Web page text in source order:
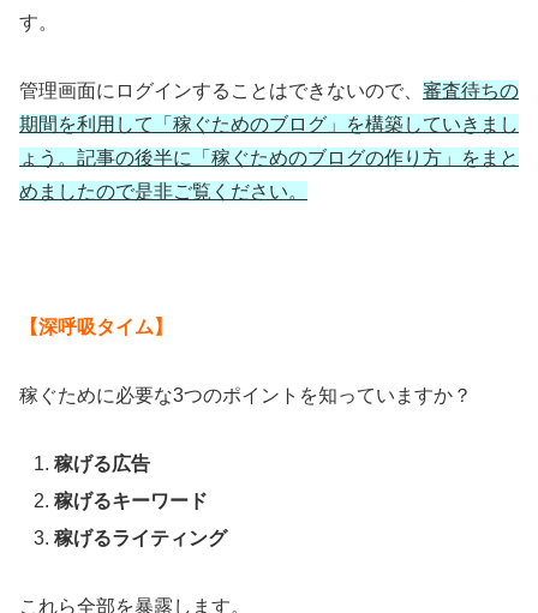
す。
管理画面にログインすることはできないので、 審査待ちの
期間を利用して「稼ぐためのブログ」を構築していきまし
ょう。記事の後半に「稼ぐためのブログの作り方」をまと
めましたので是非ご覧ください。
【深呼吸タイム】
稼ぐために必要な3つのポイントを知っていますか？
稼げる広告
稼げるキーワード
稼げるライティング
これら全部を暴露します。